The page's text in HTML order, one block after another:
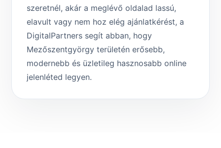
szeretnél, akár a meglévő oldalad lassú,
elavult vagy nem hoz elég ajánlatkérést, a
DigitalPartners segít abban, hogy
Mezőszentgyörgy területén erősebb,
modernebb és üzletileg hasznosabb online
jelenléted legyen.